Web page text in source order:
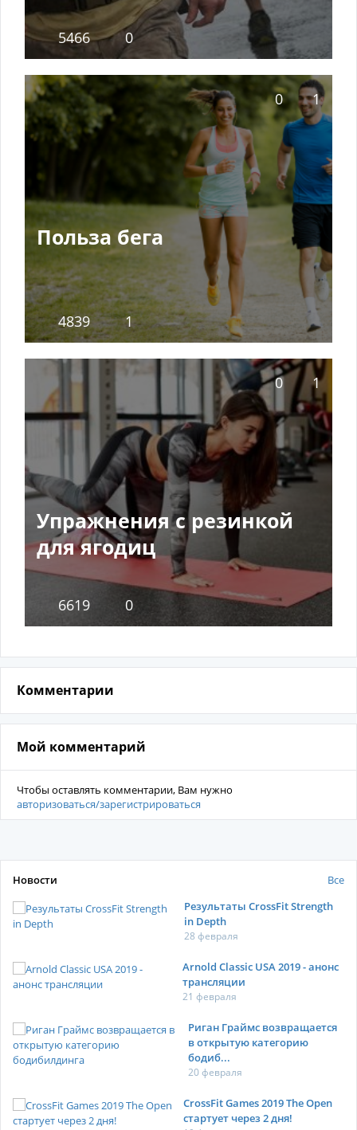
5466 0
0 1
Польза бега
4839 1
0 1
Упражнения с резинкой
для ягодиц
6619 0
Комментарии
Мой комментарий
Чтобы оставлять комментарии, Вам нужно
авторизоваться/зарегистрироваться
Новости
Все
Результаты CrossFit Strength
in Depth
28 февраля
Arnold Classic USA 2019 - анонс
трансляции
21 февраля
Риган Граймс возвращается
в открытую категорию
бодиб...
20 февраля
CrossFit Games 2019 The Open
стартует через 2 дня!